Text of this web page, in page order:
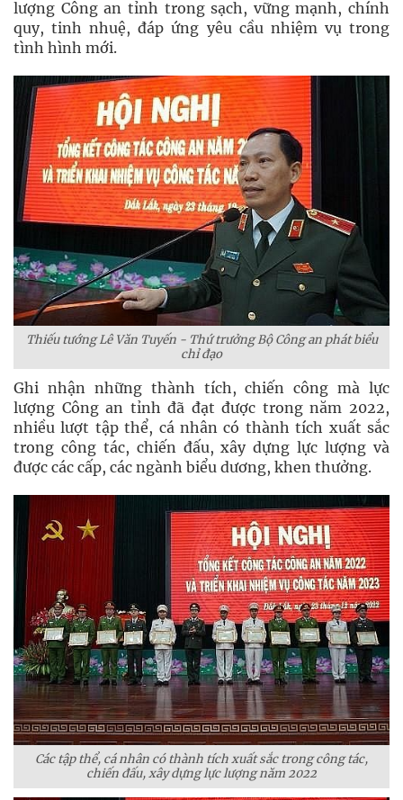
lượng Công an tỉnh trong sạch, vững mạnh, chính
quy, tinh nhuệ, đáp ứng yêu cầu nhiệm vụ trong
tình hình mới.
Thiếu tướng Lê Văn Tuyến - Thứ trưởng Bộ Công an phát biểu
chỉ đạo
Ghi nhận những thành tích, chiến công mà lực
lượng Công an tỉnh đã đạt được trong năm 2022,
nhiều lượt tập thể, cá nhân có thành tích xuất sắc
trong công tác, chiến đấu, xây dựng lực lượng và
được các cấp, các ngành biểu dương, khen thưởng.
Các tập thể, cá nhân có thành tích xuất sắc trong công tác,
chiến đấu, xây dựng lực lượng năm 2022